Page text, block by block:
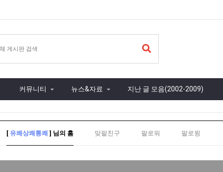
커뮤니티 뉴스&자료 지난 글 모음(2002-2009)
[ 유쾌상쾌통쾌 ] 님의 홈 맞팔친구 팔로워 팔로윙